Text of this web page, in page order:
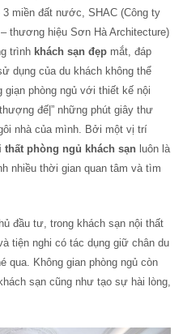
miền đất nước, SHAC (Công ty
thương hiệu Sơn Hà Architecture)
trình khách sạn đẹp mắt, đáp
dụng của du khách không thể
phòng ngủ với thiết kế nội
đế|” những phút giây thư
nhà của mình. Bởi một vị trí
thất phòng ngủ khách sạn luôn là
nhiều thời gian quan tâm và tìm
đầu tư, trong khách sạn nội thất
tiện nghi có tác dụng giữ chân du
qua. Không gian phòng ngủ còn
sạn cũng như tạo sự hài lòng,